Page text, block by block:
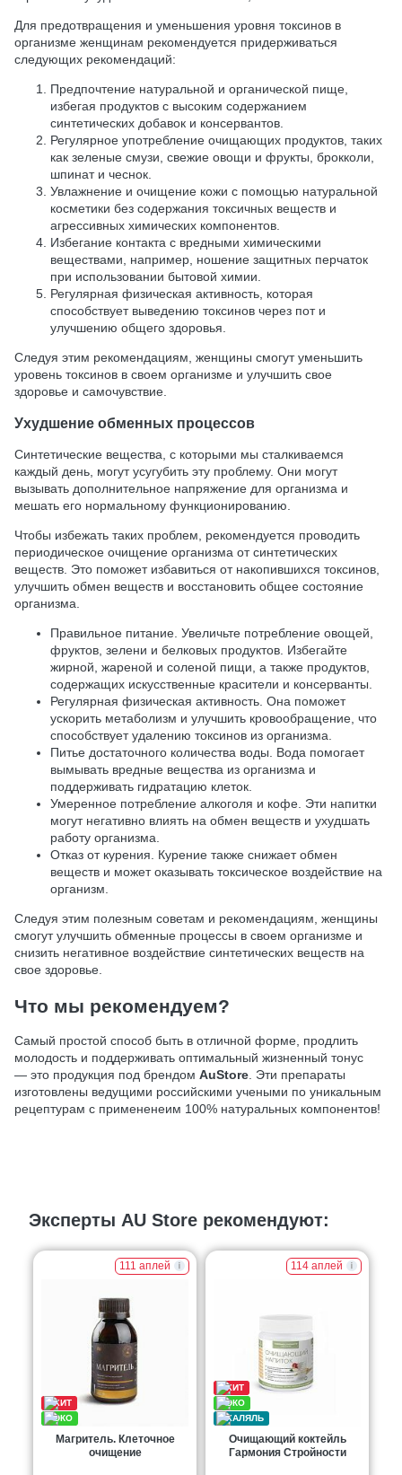
Для предотвращения и уменьшения уровня токсинов в
организме женщинам рекомендуется придерживаться
следующих рекомендаций:
Предпочтение натуральной и органической пище,
избегая продуктов с высоким содержанием
синтетических добавок и консервантов.
Регулярное употребление очищающих продуктов, таких
как зеленые смузи, свежие овощи и фрукты, брокколи,
шпинат и чеснок.
Увлажнение и очищение кожи с помощью натуральной
косметики без содержания токсичных веществ и
агрессивных химических компонентов.
Избегание контакта с вредными химическими
веществами, например, ношение защитных перчаток
при использовании бытовой химии.
Регулярная физическая активность, которая
способствует выведению токсинов через пот и
улучшению общего здоровья.
Следуя этим рекомендациям, женщины смогут уменьшить
уровень токсинов в своем организме и улучшить свое
здоровье и самочувствие.
Ухудшение обменных процессов
Синтетические вещества, с которыми мы сталкиваемся
каждый день, могут усугубить эту проблему. Они могут
вызывать дополнительное напряжение для организма и
мешать его нормальному функционированию.
Чтобы избежать таких проблем, рекомендуется проводить
периодическое очищение организма от синтетических
веществ. Это поможет избавиться от накопившихся токсинов,
улучшить обмен веществ и восстановить общее состояние
организма.
Правильное питание. Увеличьте потребление овощей,
фруктов, зелени и белковых продуктов. Избегайте
жирной, жареной и соленой пищи, а также продуктов,
содержащих искусственные красители и консерванты.
Регулярная физическая активность. Она поможет
ускорить метаболизм и улучшить кровообращение, что
способствует удалению токсинов из организма.
Питье достаточного количества воды. Вода помогает
вымывать вредные вещества из организма и
поддерживать гидратацию клеток.
Умеренное потребление алкоголя и кофе. Эти напитки
могут негативно влиять на обмен веществ и ухудшать
работу организма.
Отказ от курения. Курение также снижает обмен
веществ и может оказывать токсическое воздействие на
организм.
Следуя этим полезным советам и рекомендациям, женщины
смогут улучшить обменные процессы в своем организме и
снизить негативное воздействие синтетических веществ на
свое здоровье.
Что мы рекомендуем?
Самый простой способ быть в отличной форме, продлить
молодость и поддерживать оптимальный жизненный тонус
— это продукция под брендом AuStore. Эти препараты
изготовлены ведущими российскими учеными по уникальным
рецептурам с примененеим 100% натуральных компонентов!
Эксперты AU Store рекомендуют:
111 аплей
Магритель. Клеточное
очищение
114 аплей
Очищающий коктейль
Гармония Стройности